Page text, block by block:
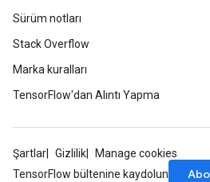
Sürüm notları
Stack Overflow
Marka kuralları
TensorFlow'dan Alıntı Yapma
Şartlar Gizlilik
Manage cookies
TensorFlow bültenine kaydolun